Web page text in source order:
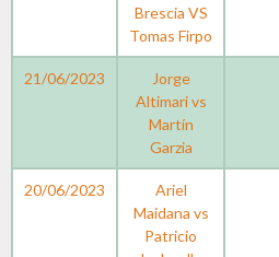
Brescia VS
Tomas Firpo
21/06/2023
Jorge
Altimari vs
Martín
Garzia
20/06/2023
Ariel
Maidana vs
Patricio